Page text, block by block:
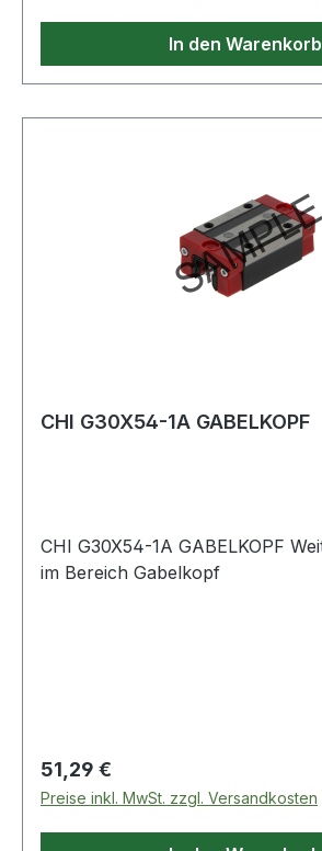
In den Warenkorb
CHI G30X54-1A GABELKOPF
CHI G30X54-1A GABELKOPF Weitere Produkte
im Bereich Gabelkopf
Regulärer Preis:
51,29 €
Preise inkl. MwSt. zzgl. Versandkosten